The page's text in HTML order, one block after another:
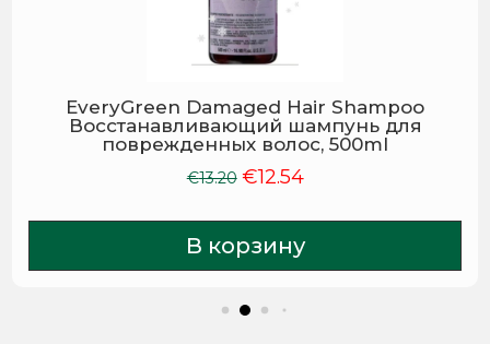
EveryGreen Damaged Hair Shampoo
Восстанавливающий шампунь для
поврежденных волос, 500ml
€13.20 Первоначальная
составляла
€13.20.
€12.54Текущая
€12.54.
В корзину